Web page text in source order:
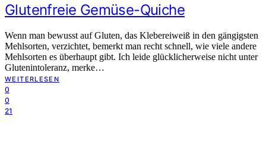
Glutenfreie Gemüse-Quiche
Wenn man bewusst auf Gluten, das Klebereiweiß in den gängigsten
Mehlsorten, verzichtet, bemerkt man recht schnell, wie viele andere
Mehlsorten es überhaupt gibt. Ich leide glücklicherweise nicht unter
Glutenintoleranz, merke…
WEITERLESEN
0
0
21